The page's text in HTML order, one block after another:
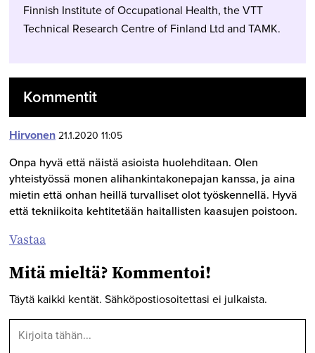
Finnish Institute of Occupational Health, the VTT
Technical Research Centre of Finland Ltd and TAMK.
Kommentit
Hirvonen 21.1.2020 11:05
Onpa hyvä että näistä asioista huolehditaan. Olen
yhteistyössä monen alihankintakonepajan kanssa, ja aina
mietin että onhan heillä turvalliset olot työskennellä. Hyvä
että tekniikoita kehtitetään haitallisten kaasujen poistoon.
Vastaa
Mitä mieltä? Kommentoi!
Täytä kaikki kentät. Sähköpostiosoitettasi ei julkaista.